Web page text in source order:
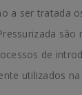
a ser tratada
são
de
utilizados